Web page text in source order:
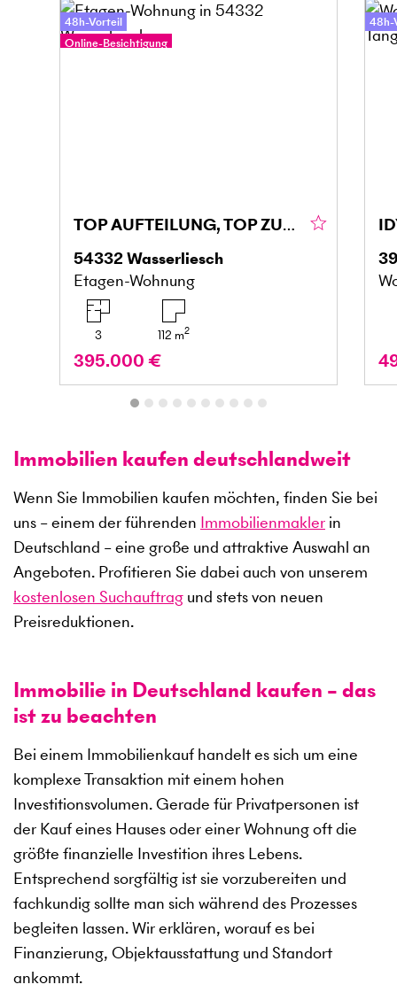
48h-Vorteil
Online-Besichtigung
TOP AUFTEILUNG, TOP ZUSTAND, FAMIELIENFREUNDLICH
54332Wasserliesch
Etagen-Wohnung
3 112 m2
395.000 €
48h-
Immobilien kaufen deutschlandweit
Wenn Sie Immobilien kaufen möchten, finden Sie bei
uns – einem der führenden Immobilienmakler in
Deutschland – eine große und attraktive Auswahl an
Angeboten. Profitieren Sie dabei auch von unserem
kostenlosen Suchauftrag und stets von neuen
Preisreduktionen.
Immobilie in Deutschland kaufen – das
ist zu beachten
Bei einem Immobilienkauf handelt es sich um eine
komplexe Transaktion mit einem hohen
Investitionsvolumen. Gerade für Privatpersonen ist
der Kauf eines Hauses oder einer Wohnung oft die
größte finanzielle Investition ihres Lebens.
Entsprechend sorgfältig ist sie vorzubereiten und
fachkundig sollte man sich während des Prozesses
begleiten lassen. Wir erklären, worauf es bei
Finanzierung, Objektausstattung und Standort
ankommt.